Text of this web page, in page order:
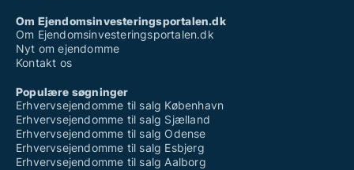
Om Ejendomsinvesteringsportalen.dk
Om Ejendomsinvesteringsportalen.dk
Nyt om ejendomme
Kontakt os
Populære søgninger
Erhvervsejendomme til salg København
Erhvervsejendomme til salg Sjælland
Erhvervsejendomme til salg Odense
Erhvervsejendomme til salg Esbjerg
Erhvervsejendomme til salg Aalborg